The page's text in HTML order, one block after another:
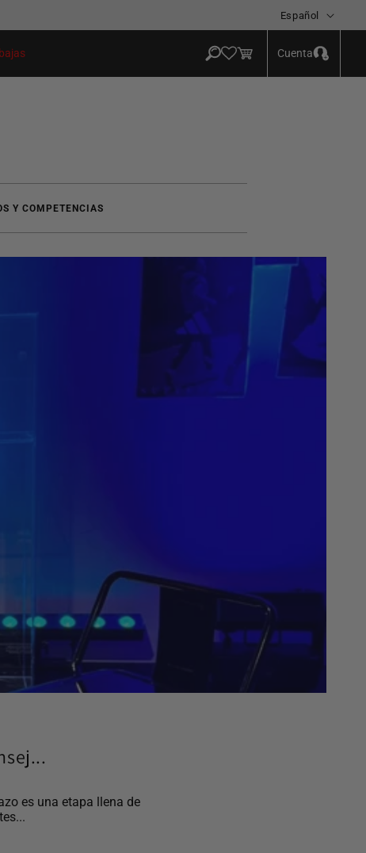
Español
Carrito Cuenta
Iniciar
sesión
Y COMPETENCIAS
es una etapa llena de